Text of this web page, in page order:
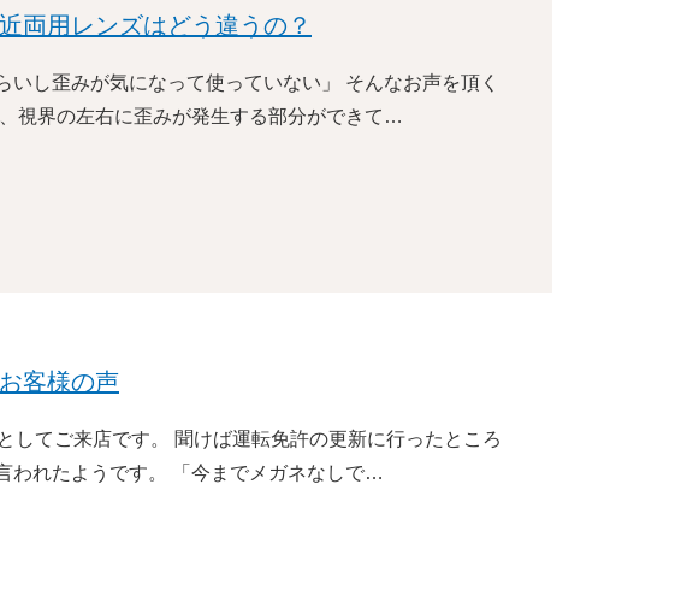
両用レンズはどう違うの？
いし歪みが気になって使っていない」 そんなお声を頂く
視界の左右に歪みが発生する部分ができて…
客様の声
してご来店です。 聞けば運転免許の更新に行ったところ
われたようです。 「今までメガネなしで…